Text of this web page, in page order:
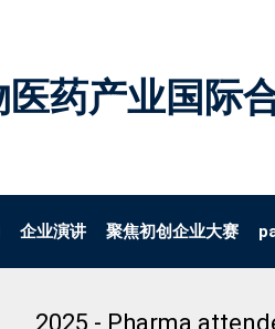
医药产业国际
企业演讲 聚焦初创企业大赛
2025 - Pharma